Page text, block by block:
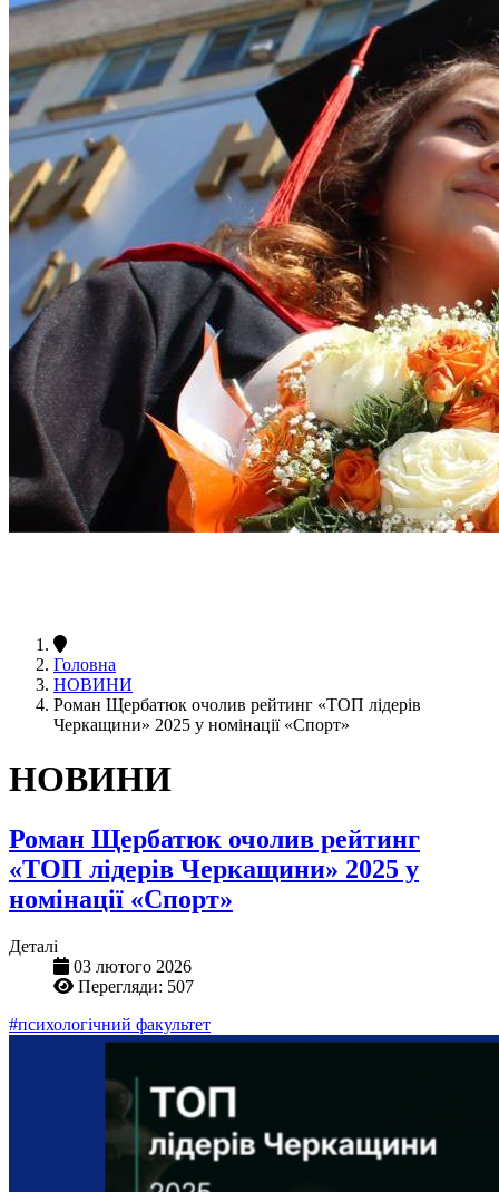
Головна
НОВИНИ
Роман Щербатюк очолив рейтинг «ТОП лідерів
Черкащини» 2025 у номінації «Спорт»
НОВИНИ
Роман Щербатюк очолив рейтинг
«ТОП лідерів Черкащини» 2025 у
номінації «Спорт»
Деталі
03 лютого 2026
Перегляди: 507
#психологічний факультет